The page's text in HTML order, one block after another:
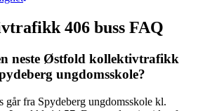
406 buss FAQ
neste Østfold kollektivtrafikk
ungdomsskole?
går fra Spydeberg ungdomsskole kl.